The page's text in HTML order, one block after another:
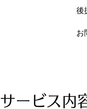
後
お
サービス内